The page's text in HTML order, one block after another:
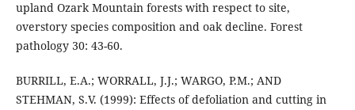
upland Ozark Mountain forests with respect to site,
overstory species composition and oak decline. Forest
pathology 30: 43-60.
BURRILL, E.A.; WORRALL, J.J.; WARGO, P.M.; AND
STEHMAN, S.V. (1999): Effects of defoliation and cutting in